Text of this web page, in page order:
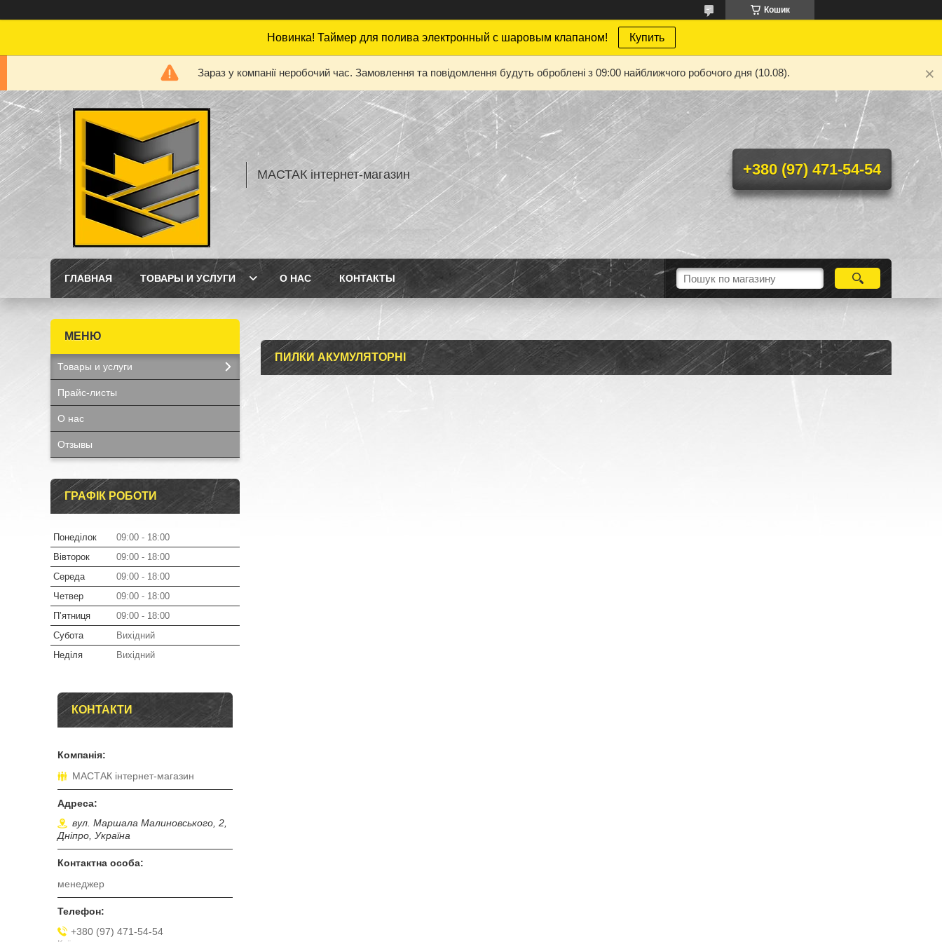
Кошик
Новинка! Таймер для полива электронный с шаровым клапаном! Купить
Зараз у компанії неробочий час. Замовлення та повідомлення будуть оброблені з 09:00 найближчого робочого дня (10.08).
МАСТАК інтернет-магазин +380 (97) 471-54-54
ГЛАВНАЯ ТОВАРЫ И УСЛУГИ О НАС КОНТАКТЫ
ПИЛКИ АКУМУЛЯТОРНІ
Товары и услуги
Прайс-листы
О нас
Отзывы
ГРАФІК РОБОТИ
Понеділок 09:00
18:00
Вівторок
09:00
18:00
Середа
09:00
18:00
Четвер
09:00
18:00
Пʼятниця
09:00
18:00
Субота
Вихідний
Неділя
Вихідний
КОНТАКТИ
МАСТАК інтернет-магазин
вул. Маршала Малиновського, 2,
Дніпро, Україна
менеджер
+380 (97) 471-54-54